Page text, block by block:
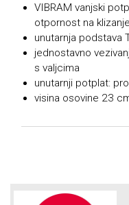
VIBRAM vanjski
otpornost na klizanje
unutarnja podstava
jednostavno
s ​​valjcima
unutarnji potplat:
visina osovine 23